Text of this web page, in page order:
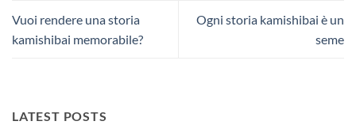
Vuoi rendere una storia
kamishibai memorabile?
Ogni storia kamishibai è un
seme
LATEST POSTS